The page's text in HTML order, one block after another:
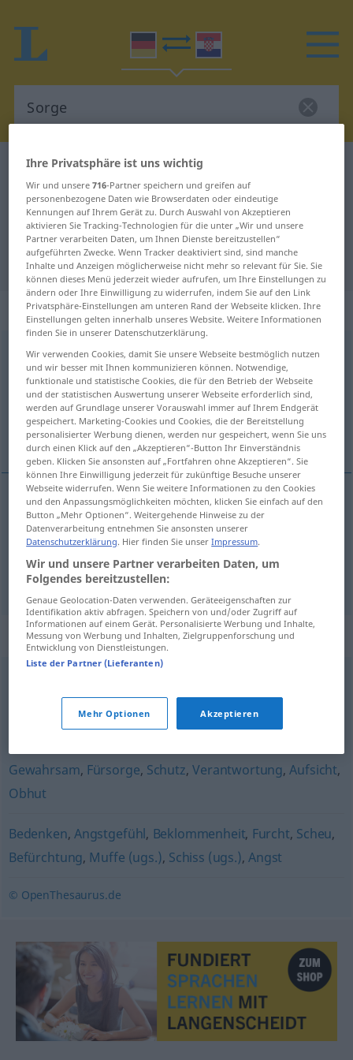
Deutsch-Kroatisch Wörterbuch
Deutsch-Kroatisch Übersetzung für
"Sorge"
"Sorge" Kroatisch Übersetzung
„Sorge“: Femininum
Sorgef <Sorge;-n>
Übersicht aller Übersetzungen
(Für mehr Details die Übersetzung anklicken/antippen)
briga, skrb
briga SorgeBesorgnis
Synonyme für "Sorge"
Unbehagen,Besorgnis,Unruhe
Gewahrsam, Fürsorge, Schutz,Verantwortung,Aufsicht,
Obhut
Bedenken, Angstgefühl, Beklommenheit, Furcht, Scheu,
Befürchtung, Muffe (ugs.), Schiss (ugs.),Angst
© OpenThesaurus.de
Ihre Privatsphäre ist uns wichtig
Wir und unsere716-Partner speichern und greifen auf
personenbezogene Daten wie Browserdaten oder eindeutige
Kennungen auf Ihrem Gerät zu. Durch Auswahl von Akzeptieren
aktivieren Sie Tracking-Technologien für die unter „Wir und unsere
Partner verarbeiten Daten, um Ihnen Dienste bereitzustellen“
aufgeführten Zwecke. Wenn Tracker deaktiviert sind, sind manche
Inhalte und Anzeigen möglicherweise nicht mehr so relevant für Sie. Sie
können dieses Menü jederzeit wieder aufrufen, um Ihre Einstellungen zu
ändern oder Ihre Einwilligung zu widerrufen, indem Sie auf den Link
Privatsphäre-Einstellungen am unteren Rand der Webseite klicken. Ihre
Einstellungen gelten innerhalb unseres Website. Weitere Informationen
finden Sie in unserer Datenschutzerklärung.
Wir verwenden Cookies, damit Sie unsere Webseite bestmöglich nutzen
und wir besser mit Ihnen kommunizieren können. Notwendige,
funktionale und statistische Cookies, die für den Betrieb der Webseite
und der statistischen Auswertung unserer Webseite erforderlich sind,
werden auf Grundlage unserer Vorauswahl immer auf Ihrem Endgerät
gespeichert. Marketing-Cookies und Cookies, die der Bereitstellung
personalisierter Werbung dienen, werden nur gespeichert, wenn Sie uns
durch einen Klick auf den „Akzeptieren“-Button Ihr Einverständnis
geben. Klicken Sie ansonsten auf „Fortfahren ohne Akzeptieren“. Sie
können Ihre Einwilligung jederzeit für zukünftige Besuche unserer
Webseite widerrufen. Wenn Sie weitere Informationen zu den Cookies
und den Anpassungsmöglichkeiten möchten, klicken Sie einfach auf den
Button „Mehr Optionen“. Weitergehende Hinweise zu der
Datenverarbeitung entnehmen Sie ansonsten unserer
Datenschutzerklärung. Hier finden Sie unserImpressum.
Wir und unsere Partner verarbeiten Daten, um
Folgendes bereitzustellen:
Genaue Geolocation-Daten verwenden. Geräteeigenschaften zur
Identifikation aktiv abfragen. Speichern von und/oder Zugriff auf
Informationen auf einem Gerät. Personalisierte Werbung und Inhalte,
Messung von Werbung und Inhalten, Zielgruppenforschung und
Entwicklung von Dienstleistungen.
Liste der Partner (Lieferanten)
Mehr Optionen Akzeptieren